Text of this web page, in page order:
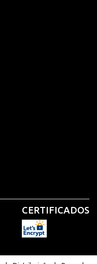
CERTIFICADOS